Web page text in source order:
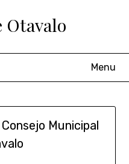
Otavalo
Menu
Municipal